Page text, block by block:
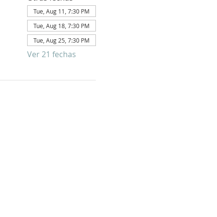
Tue, Aug 11, 7:30 PM
Tue, Aug 18, 7:30 PM
Tue, Aug 25, 7:30 PM
Ver 21 fechas